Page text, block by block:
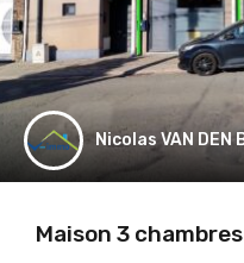
Nicolas VAN DEN
Maison 3